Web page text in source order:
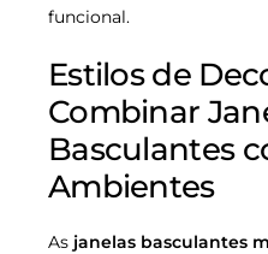
funcional.
Estilos de
Combinar
Basculantes
Ambientes
As janelas basculantes